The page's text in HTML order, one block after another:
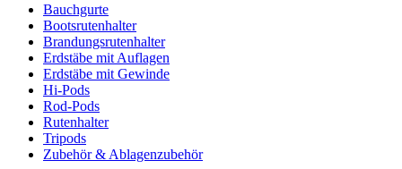
Bauchgurte
Bootsrutenhalter
Brandungsrutenhalter
Erdstäbe mit Auflagen
Erdstäbe mit Gewinde
Hi-Pods
Rod-Pods
Rutenhalter
Tripods
Zubehör & Ablagenzubehör